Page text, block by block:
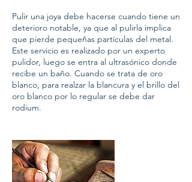
Pulir una joya debe hacerse cuando tiene un
deterioro notable, ya que al pulirla implica
que pierde pequeñas partículas del metal.
Este servicio es realizado por un experto
pulidor, luego se entra al ultrasónico donde
recibe un baño. Cuando se trata de oro
blanco, para realzar la blancura y el brillo del
oro blanco por lo regular se debe dar
rodium.